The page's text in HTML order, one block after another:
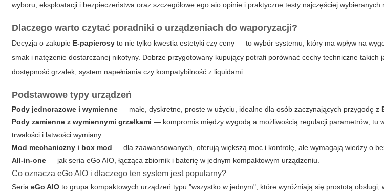
wyboru, eksploatacji i bezpieczeństwa oraz szczegółoweego aio opinie i praktyczne testy najczęściej wybieranych
Dlaczego warto czytać poradniki o urządzeniach do waporyzacji?
Decyzja o zakupie E-papierosy to nie tylko kwestia estetyki czy ceny — to wybór systemu, który ma wpływ na
smak i natężenie dostarczanej nikotyny. Dobrze przygotowany kupujący potrafi porównać cechy techniczne takich
dostępność grzałek, system napełniania czy kompatybilność z liquidami.
Podstawowe typy urządzeń
Pody jednorazowe i wymienne — małe, dyskretne, proste w użyciu, idealne dla osób zaczynających przygodę z
Pody zamienne z wymiennymi grzałkami — kompromis między wygodą a możliwością regulacji parametrów; tu
trwałości i łatwości wymiany.
Mod mechaniczny i box mod — dla zaawansowanych, oferują większą moc i kontrolę, ale wymagają wiedzy o
All-in-one — jak seria eGo AIO, łącząca zbiornik i baterię w jednym kompaktowym urządzeniu.
Co oznacza eGo AIO i dlaczego ten system jest popularny?
SeriaeGo AIO to grupa kompaktowych urządzeń typu "wszystko w jednym", które wyróżniają się prostotą